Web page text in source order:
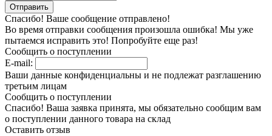
Спасибо! Ваше сообщение отправлено!
Во время отправки сообщения произошла ошибка! Мы уже
пытаемся исправить это! Попробуйте еще раз!
Сообщить о поступлении
E-mail:
Ваши данные конфиденциальны и не подлежат разглашению
третьим лицам
Сообщить о поступлении
Спасибо! Ваша заявка принята, мы обязательно сообщим вам
о поступлении данного товара на склад
Оставить отзыв